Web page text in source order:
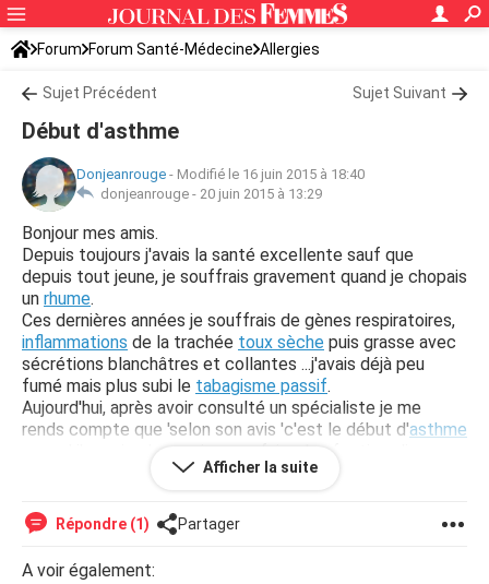
Forum Forum Santé-Médecine Allergies
Sujet Précédent Sujet Suivant
Début d'asthme
Donjeanrouge - Modifié le 16 juin 2015 à 18:40
donjeanrouge - 20 juin 2015 à 13:29
Bonjour mes amis.
Depuis toujours j'avais la santé excellente sauf que
depuis tout jeune, je souffrais gravement quand je chopais
un rhume.
Ces dernières années je souffrais de gènes respiratoires,
inflammations de la trachée toux sèche puis grasse avec
sécrétions blanchâtres et collantes ...j'avais déjà peu
fumé mais plus subi le tabagisme passif.
Aujourd'hui, après avoir consulté un spécialiste je me
rends compte que 'selon son avis 'c'est le début d'asthme
auquel j'y crois plus,car je peux faire des footings 'jouer au
ballon :je m'essouffle ,je crache mais je résiste bien.
une infusion à base de feuilles d'
. Je compte
combattre ce souci de santé.
J'aimerais avoir vos avis ,merci :)
Afficher la suite
Répondre (1) Partager
A voir également: